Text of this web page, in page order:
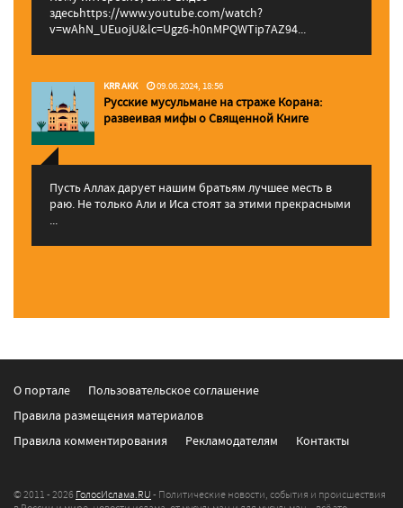
здесьhttps://www.youtube.com/watch?
v=wAhN_UEuojU&lc=Ugz6-h0nMPQWTip7AZ94...
KRR AKK 09.06.2024, 18:56
Русские мусульмане на страже Корана:
pазвеивая мифы о Священной Книге
Пусть Аллах дарует нашим братьям лучшее месть в
раю. Не только Али и Иса стоят за этими прекрасными
...
О портале
Пользовательское соглашение
Правила размещения материалов
Правила комментирования
Рекламодателям Контакты
© 2011 - 2026 ГолосИслама.RU - Политические новости, события и происшествия